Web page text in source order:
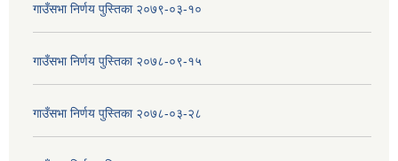
गाउँसभा निर्णय पुस्तिका २०७९-०३-१०
गाउँसभा निर्णय पुस्तिका २०७८-०९-१५
गाउँसभा निर्णय पुस्तिका २०७८-०३-२८